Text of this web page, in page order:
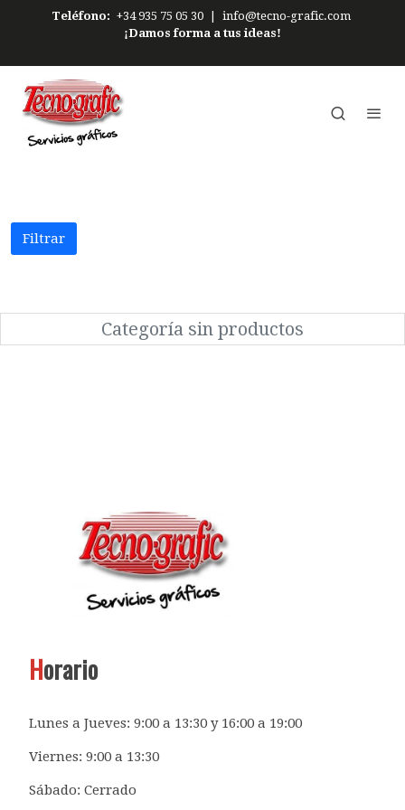
Teléfono: +34 935 75 05 30
info@tecno-grafic.com
¡Damos forma a tus ideas!
Filtrar
Categoría sin productos
Horario
Lunes a Jueves: 9:00 a 13:30 y 16:00 a 19:00
Viernes: 9:00 a 13:30
Sábado: Cerrado